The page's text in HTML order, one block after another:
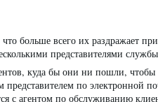
больше всего их раздражает
представителями
куда бы они ни пошли, чтобы
по электронной
с агентом по обслуживанию